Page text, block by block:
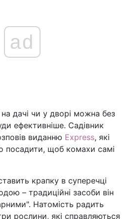
ad
на дачі чи у дворі можна без
ефективніше. Садівник
виданню Express, які
посадити, щоб комахи самі
крапку в суперечці
– традиційні засоби він
Натомість радить
рослини, які справляються